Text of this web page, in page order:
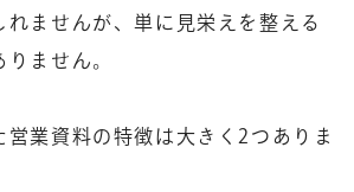
れませんが、単に見栄えを整える
ません。
営業資料の特徴は大きく2つありま